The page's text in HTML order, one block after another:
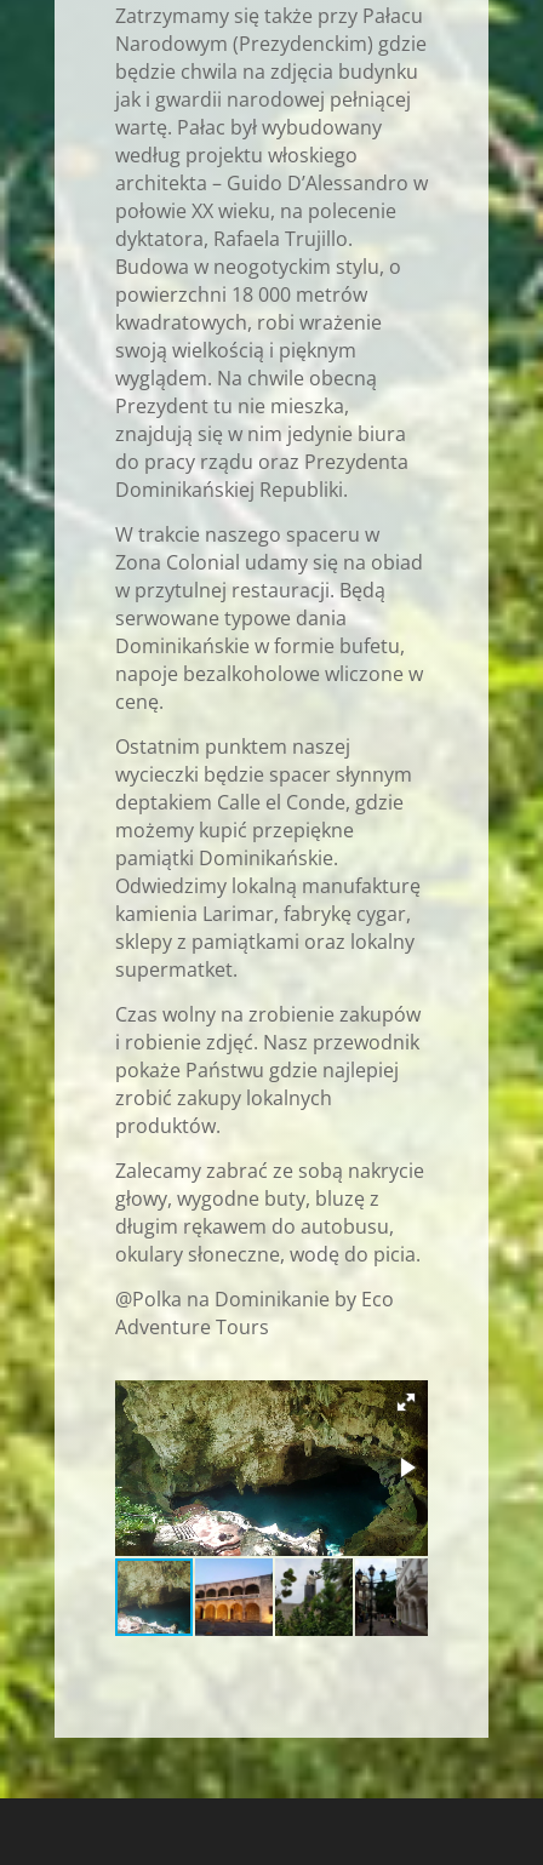
Zatrzymamy się także przy Pałacu
Narodowym (Prezydenckim) gdzie
będzie chwila na zdjęcia budynku
jak i gwardii narodowej pełniącej
wartę. Pałac był wybudowany
według projektu włoskiego
architekta – Guido D’Alessandro w
połowie XX wieku, na polecenie
dyktatora, Rafaela Trujillo.
Budowa w neogotyckim stylu, o
powierzchni 18 000 metrów
kwadratowych, robi wrażenie
swoją wielkością i pięknym
wyglądem. Na chwile obecną
Prezydent tu nie mieszka,
znajdują się w nim jedynie biura
do pracy rządu oraz Prezydenta
Dominikańskiej Republiki.
W trakcie naszego spaceru w
Zona Colonial udamy się na obiad
w przytulnej restauracji. Będą
serwowane typowe dania
Dominikańskie w formie bufetu,
napoje bezalkoholowe wliczone w
cenę.
Ostatnim punktem naszej
wycieczki będzie spacer słynnym
deptakiem Calle el Conde, gdzie
możemy kupić przepiękne
pamiątki Dominikańskie.
Odwiedzimy lokalną manufakturę
kamienia Larimar, fabrykę cygar,
sklepy z pamiątkami oraz lokalny
supermatket.
Czas wolny na zrobienie zakupów
i robienie zdjęć. Nasz przewodnik
pokaże Państwu gdzie najlepiej
zrobić zakupy lokalnych
produktów.
Zalecamy zabrać ze sobą nakrycie
głowy, wygodne buty, bluzę z
długim rękawem do autobusu,
okulary słoneczne, wodę do picia.
@Polka na Dominikanie by Eco
Adventure Tours